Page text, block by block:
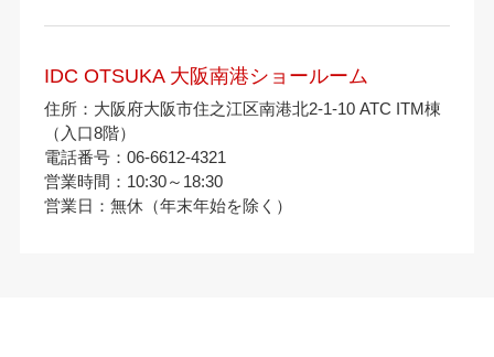
IDC OTSUKA 大阪南港ショールーム
住所：大阪府大阪市住之江区南港北2-1-10 ATC ITM棟
（入口8階）
電話番号：06-6612-4321
営業時間：10:30～18:30
営業日：無休（年末年始を除く）